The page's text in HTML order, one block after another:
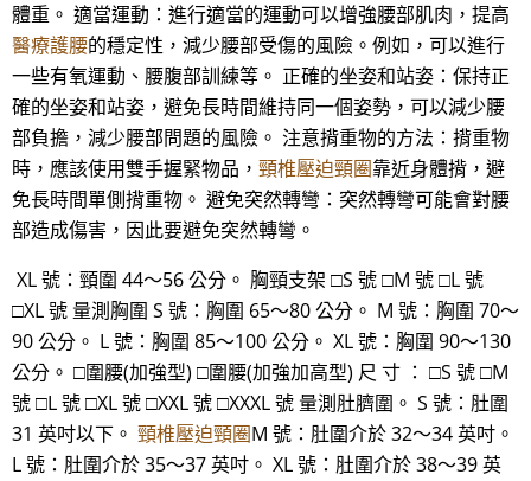
體重。 適當運動：進行適當的運動可以增強腰部肌肉，提高
醫療護腰的穩定性，減少腰部受傷的風險。例如，可以進行
一些有氧運動、腰腹部訓練等。 正確的坐姿和站姿：保持正
確的坐姿和站姿，避免長時間維持同一個姿勢，可以減少腰
部負擔，減少腰部問題的風險。 注意揹重物的方法：揹重物
時，應該使用雙手握緊物品， 頸椎壓迫頸圈靠近身體揹，避
免長時間單側揹重物。 避免突然轉彎：突然轉彎可能會對腰
部造成傷害，因此要避免突然轉彎。
XL 號：頸圍 44～56 公分。 胸頸支架 □S 號 □M 號 □L 號
□XL 號 量測胸圍 S 號：胸圍 65～80 公分。 M 號：胸圍 70～
90 公分。 L 號：胸圍 85～100 公分。 XL 號：胸圍 90～130
公分。 □圍腰(加強型) □圍腰(加強加高型) 尺 寸 ： □S 號 □M
號 □L 號 □XL 號 □XXL 號 □XXXL 號 量測肚臍圍。 S 號：肚圍
31 英吋以下。 頸椎壓迫頸圈M 號：肚圍介於 32～34 英吋。
L 號：肚圍介於 35～37 英吋。 XL 號：肚圍介於 38～39 英